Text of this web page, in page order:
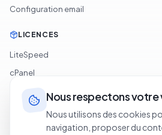
Configuration email
LICENCES
LiteSpeed
cPanel
JetBackup
Nous respectons votre
Nous utilisons des cookies
navigation, proposer du